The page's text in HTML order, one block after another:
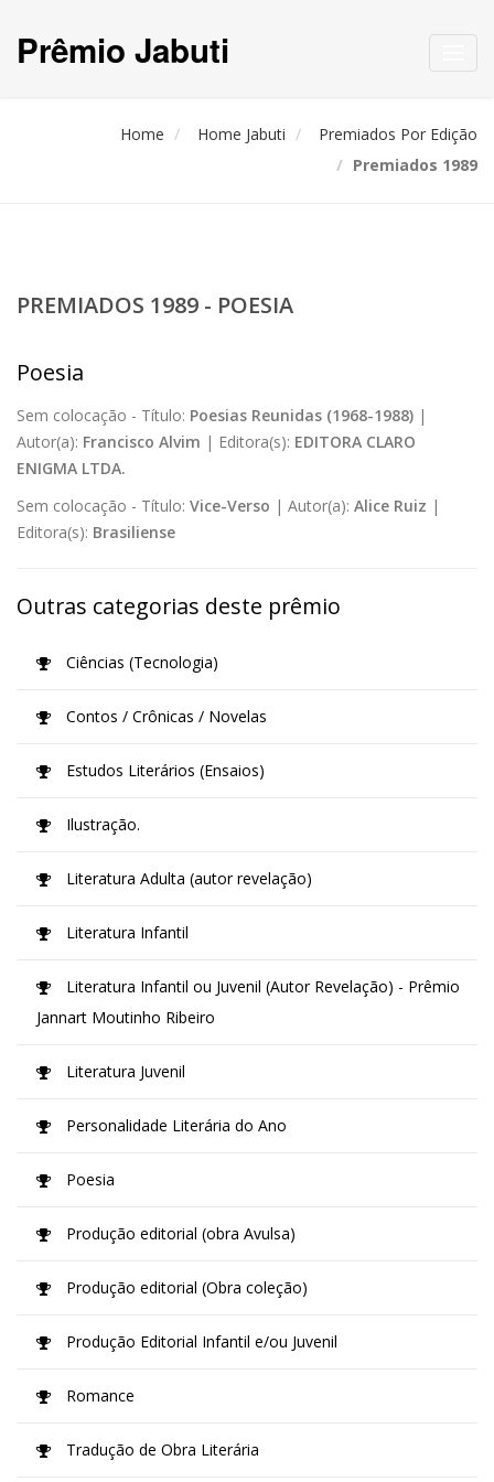
Prêmio Jabuti
Home Home Jabuti
Premiados Por Edição
Premiados 1989
PREMIADOS 1989 - POESIA
Poesia
Sem colocação - Título: Poesias Reunidas (1968-1988) |
Autor(a): Francisco Alvim | Editora(s): EDITORA CLARO
ENIGMA LTDA.
Sem colocação - Título: Vice-Verso | Autor(a): Alice Ruiz |
Editora(s): Brasiliense
Outras categorias deste prêmio
Ciências (Tecnologia)
Contos / Crônicas / Novelas
Estudos Literários (Ensaios)
Ilustração.
Literatura Adulta (autor revelação)
Literatura Infantil
Literatura Infantil ou Juvenil (Autor Revelação) - Prêmio
Jannart Moutinho Ribeiro
Literatura Juvenil
Personalidade Literária do Ano
Poesia
Produção editorial (obra Avulsa)
Produção editorial (Obra coleção)
Produção Editorial Infantil e/ou Juvenil
Romance
Tradução de Obra Literária